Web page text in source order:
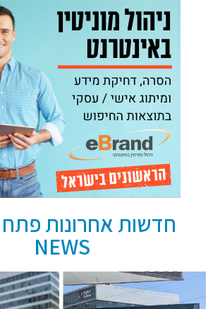
חדשות אחרונות פתח
NEWS